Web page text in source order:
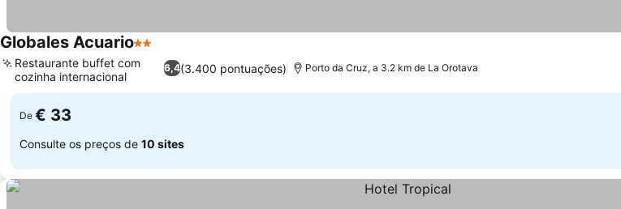
Globales Acuario2 Estrelas
6,4(3.400 pontuações)
Restaurante buffet com
cozinha internacional
Porto da Cruz, a 3.2 km de La Orotava
De € 33
Consulte os preços de 10 sites